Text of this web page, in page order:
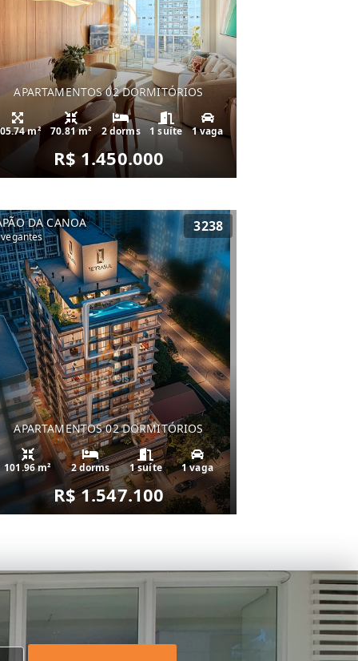
APARTAMENTOS 02 DORMITÓRIOS
m² 70.81 m² 2 dorms 1 suíte 1 vaga
R$ 1.450.000
DA CANOA 3238
APARTAMENTOS 02 DORMITÓRIOS
101.96 m² 2 dorms 1 suíte 1 vaga
R$ 1.547.100